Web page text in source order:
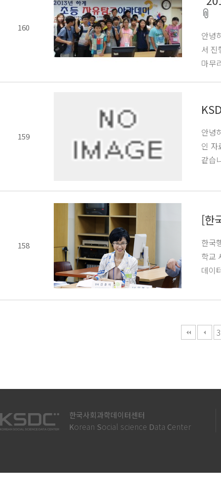
160
안녕
서
마무
159
안녕
인 자
같습
158
[한
한국
학교
데이
한국사회과학데이터센터
Korean Social science Data Center